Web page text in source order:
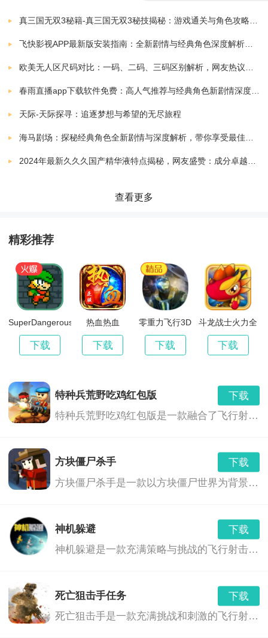
效果会得到提升，让玩家在战斗中更加得心应手。
合作闯关：游戏支持联机合作闯关，玩家可以与好友一
起组队挑战更强大的敌人，共同分享胜利的喜悦。在合
作闯关中，玩家需要相互配合，利用各自的优势来战胜
敌人。
游戏特色：
丰富的角色和装备系统，让玩家可以自由选择适合自己
验。
支持联机合作闯关，玩家可以与好友一起组队挑战更高
难度的关卡。
限。
新增多个备受期待的角色和场景；
对游戏的性能和流畅度进行了优化；
对联机功能进行了优化，提高了联机游戏的稳定性和流
畅度。
火影忍者疾风传究极冲击中文版
下载
火影忍者究极风暴4手机版
下载
v2020.12.23.15 688.16 MB
下载
火影忍者究极风暴4汉化版
火影忍者过马路
火影忍者抽卡模拟器2024
v1.8 0.59 MB
下载
火影忍者猩红风暴国际服
v1.1.001 1253.37 MB
下载
v2021.03.08.10
火影忍者过马路最新版
v1.1 81.52 MB
下载
火影忍者亿忍集结
0.5.1 1770.00 MB
下载
火影忍者乱斗
火影忍者血继限界
v1.0.1 269.90 MB
下载
天际-天际探寻：追逐梦想与希望的无尽旅程
海马剧场：探秘经典角色全新剧情与深度解析，带你享受最佳观剧指南
2024年最新久久久国产精华液特点揭秘，网友盛赞：成分卓越，效果显著！
查看更多
精彩推荐
SuperDangerousDungeons
下载
热血热血
下载
零重力飞行3D
下载
斗龙战士火力全
下载
特种兵荒野吃鸡红包版
下载
特种兵荒野吃鸡红包版是一款融合了飞行射击、角色扮演和射击冒险等多种玩法的游戏。玩家将扮演一名特种兵，在荒野中展开一场刺激的生存之战。游戏中，玩家需要利用各种武器和技能，与敌人展开激烈的战斗，同时还要面对各种危险和挑战，如巨型boss、恶劣天气等。此外，游戏中还融入了红包奖励机制，玩家可以通过完成任务或击败敌人获得红包奖励，与其他玩家进行互动交流。
方块僵尸杀手
下载
方块僵尸杀手是一款以方块僵尸世界为背景的飞行射击游戏。在这个世界里，你需要面对不断涌现的僵尸，使用各种武器和道具，来保卫你的家园，寻找生存之路。
神机躲避
下载
神机躲避是一款充满策略与挑战的飞行射击游戏。玩家将扮演一位拥有神奇躲避技巧的英雄，在无尽的敌人与障碍中展开刺激的冒险。游戏以精美的画面、丰富的关卡和独特的角色设定，为玩家带来一场紧张刺激的射击体验。
死亡狙击手任务
下载
死亡狙击手是一款充满挑战和刺激的飞行射击游戏。玩家将扮演一名精英狙击手，在荒芜的星球上展开一场场惊心动魄的战斗。通过灵活操作狙击手，躲避敌人的攻击，同时利用各种武器和道具消灭敌人，完成各种任务。游戏画面精美，音效震撼，玩法丰富，是一款不可多得的射击游戏佳作。